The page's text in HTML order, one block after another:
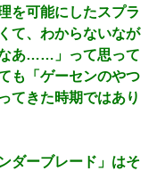
を可能にしたスプラ
て、わからないなが
あ……」って思って
も「ゲーセンのやつ
てきた時期ではあり
ダーブレード」はそ